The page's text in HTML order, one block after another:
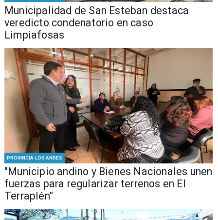
Municipalidad de San Esteban destaca
veredicto condenatorio en caso
Limpiafosas
PROVINCIA LOS ANDES
"Municipio andino y Bienes Nacionales unen
fuerzas para regularizar terrenos en El
Terraplén"